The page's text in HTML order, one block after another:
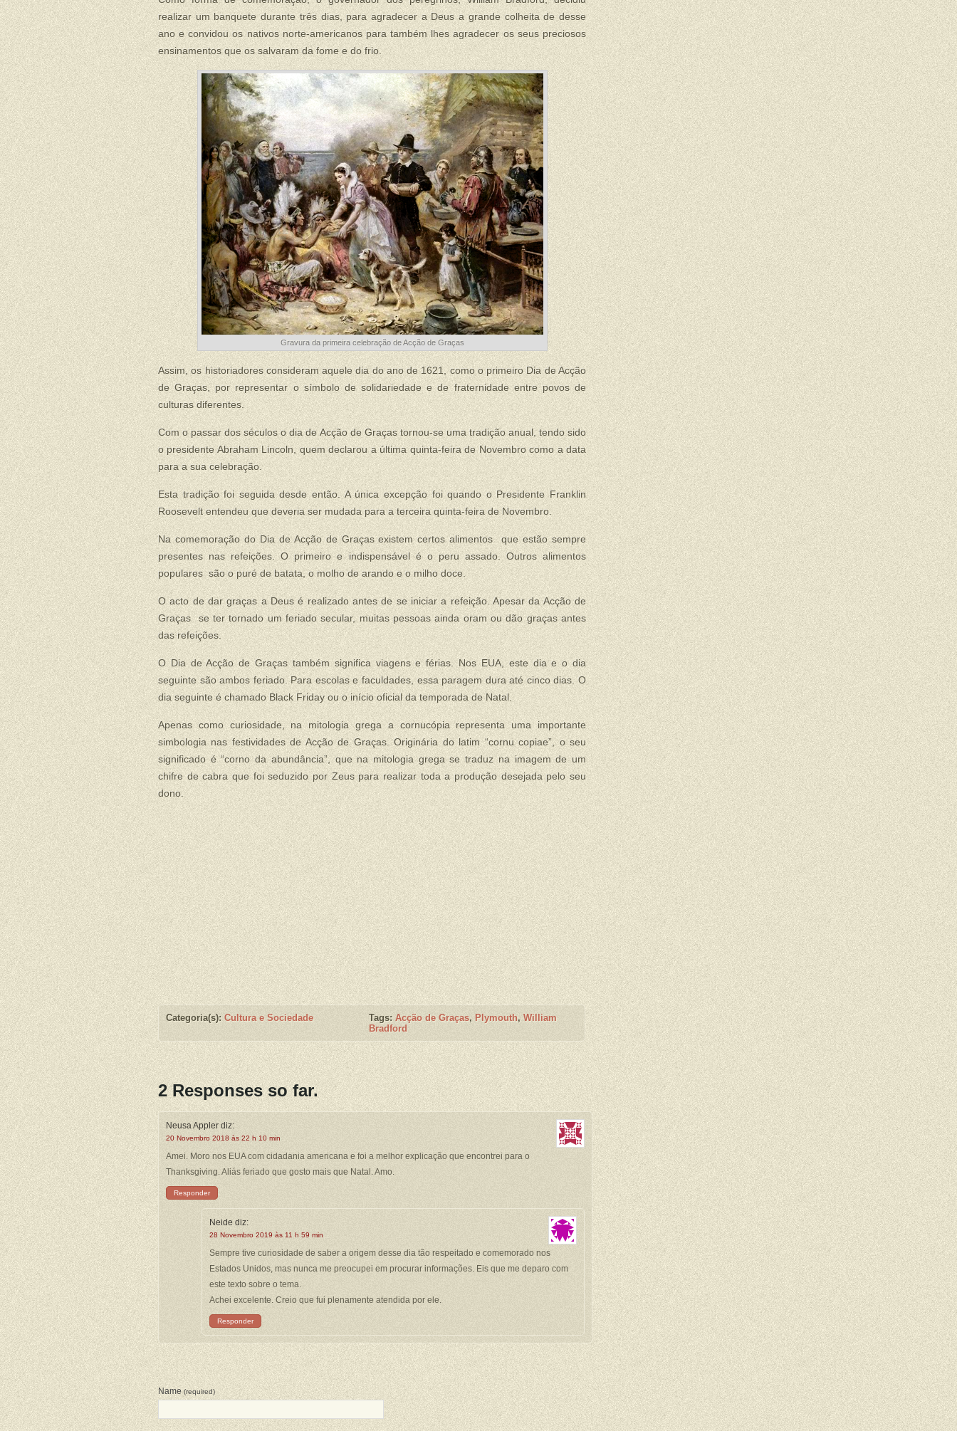
realizar um banquete durante três dias, para agradecer a Deus a grande colheita de desse
ano e convidou os nativos norte-americanos para também lhes agradecer os seus preciosos
ensinamentos que os salvaram da fome e do frio.
Gravura da primeira celebração de Acção de Graças
Assim, os historiadores consideram aquele dia do ano de 1621, como o primeiro Dia de Acção
de Graças, por representar o símbolo de solidariedade e de fraternidade entre povos de
culturas diferentes.
Com o passar dos séculos o dia de Acção de Graças tornou-se uma tradição anual, tendo sido
o presidente Abraham Lincoln, quem declarou a última quinta-feira de Novembro como a data
para a sua celebração.
Esta tradição foi seguida desde então. A única excepção foi quando o Presidente Franklin
Roosevelt entendeu que deveria ser mudada para a terceira quinta-feira de Novembro.
Na comemoração do Dia de Acção de Graças existem certos alimentos que estão sempre
presentes nas refeições. O primeiro e indispensável é o peru assado. Outros alimentos
populares são o puré de batata, o molho de arando e o milho doce.
O acto de dar graças a Deus é realizado antes de se iniciar a refeição. Apesar da Acção de
Graças se ter tornado um feriado secular, muitas pessoas ainda oram ou dão graças antes
das refeições.
O Dia de Acção de Graças também significa viagens e férias. Nos EUA, este dia e o dia
seguinte são ambos feriado. Para escolas e faculdades, essa paragem dura até cinco dias. O
dia seguinte é chamado Black Friday ou o início oficial da temporada de Natal.
Apenas como curiosidade, na mitologia grega a cornucópia representa uma importante
simbologia nas festividades de Acção de Graças. Originária do latim “cornu copiae”, o seu
significado é “corno da abundância”, que na mitologia grega se traduz na imagem de um
chifre de cabra que foi seduzido por Zeus para realizar toda a produção desejada pelo seu
dono.
Categoria(s): Cultura e Sociedade Tags: Acção de Graças, Plymouth, William
Bradford
2 Responses so far.
Neusa Appler diz:
20 Novembro 2018 às 22 h 10 min
Amei. Moro nos EUA com cidadania americana e foi a melhor explicação que encontrei para o
Thanksgiving. Aliás feriado que gosto mais que Natal. Amo.
Responder
Neide diz:
28 Novembro 2019 às 11 h 59 min
Sempre tive curiosidade de saber a origem desse dia tão respeitado e comemorado nos
Estados Unidos, mas nunca me preocupei em procurar informações. Eis que me deparo com
este texto sobre o tema.
Achei excelente. Creio que fui plenamente atendida por ele.
Responder
Name(required)